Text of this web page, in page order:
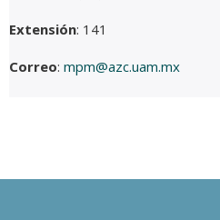
Extensión: 141
Correo: mpm@azc.uam.mx